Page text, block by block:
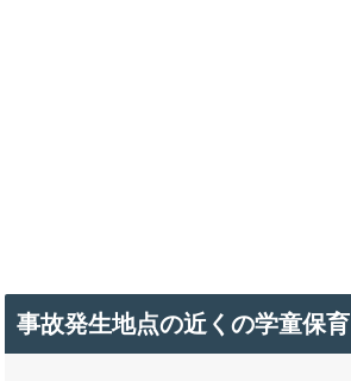
事故発生地点の近くの学童保育